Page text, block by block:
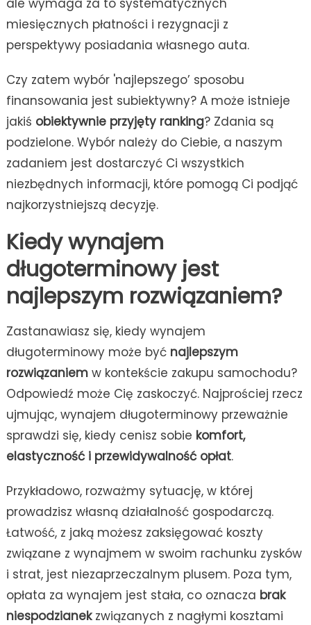
miesięcznych płatności i rezygnacji z
perspektywy posiadania własnego auta.
Czy zatem wybór 'najlepszego’ sposobu
finansowania jest subiektywny? A może istnieje
jakiś obiektywnie przyjęty ranking? Zdania są
podzielone. Wybór należy do Ciebie, a naszym
zadaniem jest dostarczyć Ci wszystkich
niezbędnych informacji, które pomogą Ci podjąć
najkorzystniejszą decyzję.
Kiedy wynajem
długoterminowy jest
najlepszym rozwiązaniem?
Zastanawiasz się, kiedy wynajem
długoterminowy może być najlepszym
rozwiązaniemw kontekście zakupu samochodu?
Odpowiedź może Cię zaskoczyć. Najprościej rzecz
ujmując, wynajem długoterminowy przeważnie
sprawdzi się, kiedy cenisz sobie komfort,
elastyczność i przewidywalność opłat.
Przykładowo, rozważmy sytuację, w której
prowadzisz własną działalność gospodarczą.
Łatwość, z jaką możesz zaksięgować koszty
związane z wynajmem w swoim rachunku zysków
i strat, jest niezaprzeczalnym plusem. Poza tym,
opłata za wynajem jest stała, co oznacza brak
niespodzianekzwiązanych z nagłymi kosztami